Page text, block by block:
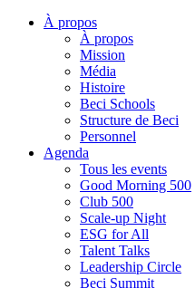
À propos
À propos
Mission
Média
Histoire
Beci Schools
Structure de Beci
Personnel
Agenda
Tous les events
Good Morning 500
Club 500
Scale-up Night
ESG for All
Talent Talks
Leadership Circle
Beci Summit